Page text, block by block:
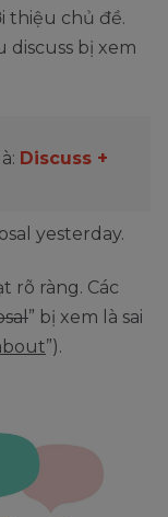
thiệu chủ đề.
discuss bị xem
Discuss +
yesterday.
rõ ràng. Các
” bị xem là sai
”).